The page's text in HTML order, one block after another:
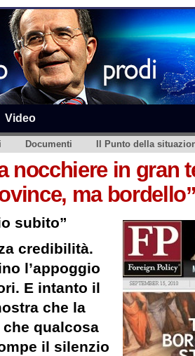
Video
Documenti Il Punto della
nocchiere in gran
ma
subito”
credibilità.
l’appoggio
E intanto il
che la
qualcosa
il silenzio